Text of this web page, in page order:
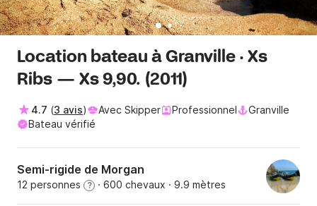
Location bateau à Granville · Xs
Ribs — Xs 9,90. (2011)
4.7 (3 avis) Avec Skipper Professionnel
Granville
Bateau vérifié
Semi-rigide de Morgan
12 personnes ? · 600 chevaux · 9.9 mètres